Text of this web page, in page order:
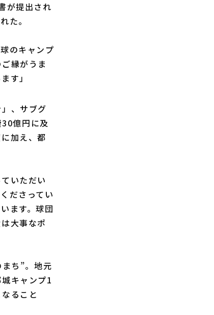
が提出され
た。
のキャンプ
縁がうま
す」
、サブグ
億円に及
加え、都
いただい
ださってい
ます。球団
大事なポ
ち”。地元
キャンプ1
ること